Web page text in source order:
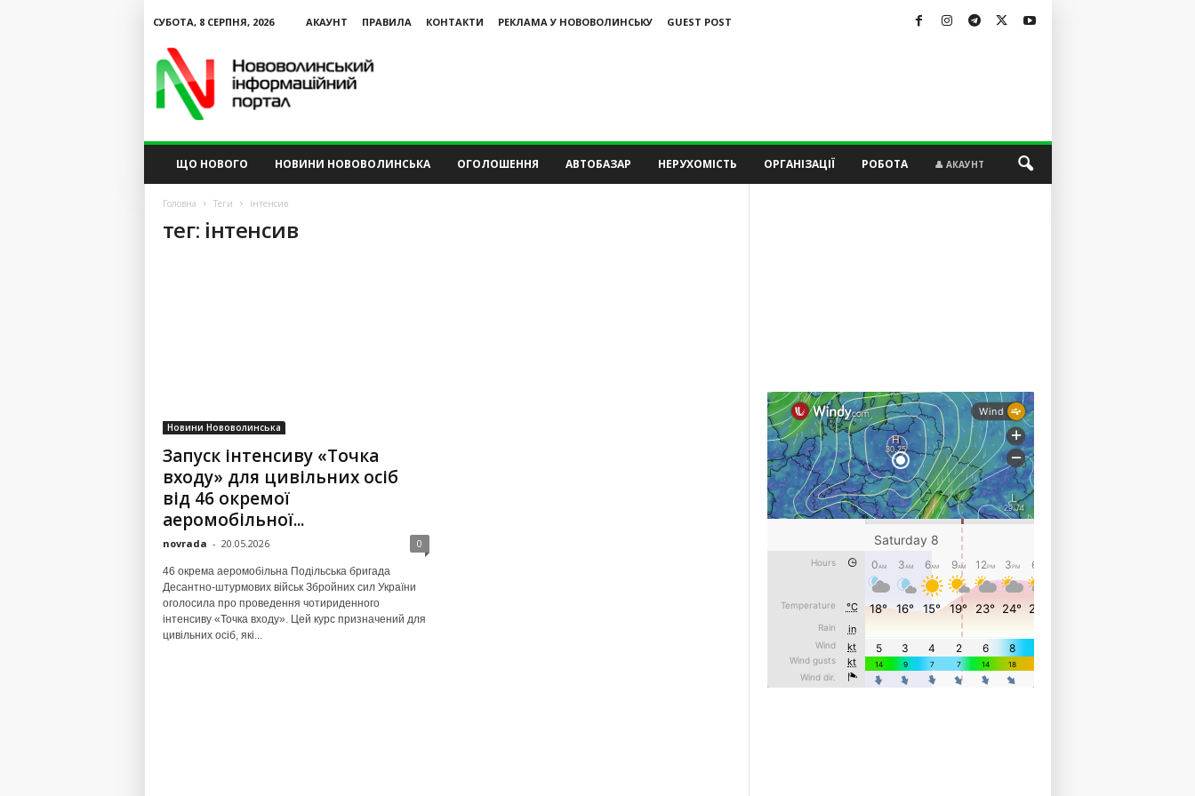
СУБОТА, 8 СЕРПНЯ, 2026 АКАУНТ ПРАВИЛА КОНТАКТИ РЕКЛАМА У НОВОВОЛИНСЬКУ
GUEST POST
ЩО НОВОГО НОВИНИ НОВОВОЛИНСЬКА ОГОЛОШЕННЯ АВТОБАЗАР НЕРУХОМІСТЬ ОРГАНІЗАЦІЇ РОБОТА 👤 АКАУНТ
Головна Теги інтенсив
тег: інтенсив
Новини Нововолинська
Запуск інтенсиву «Точка
входу» для цивільних осіб
від 46 окремої
аеромобільної...
novrada - 20.05.2026 0
46 окрема аеромобільна Подільська бригада
Десантно-штурмових військ Збройних сил України
оголосила про проведення чотириденного
інтенсиву «Точка входу». Цей курс призначений для
цивільних осіб, які...